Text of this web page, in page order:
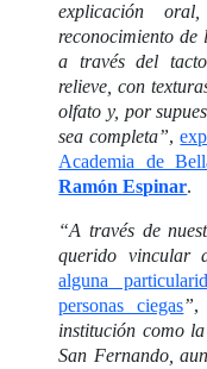
explicación
reconocimiento de
a través del
relieve, con
olfato y, por
sea completa”,
Academia de
Ramón Espinar.
“A través de
querido vincular
alguna
personas ciegas”,
institución como
San Fernando,